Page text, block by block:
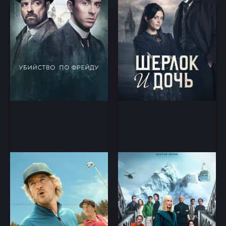
Король гольфа
Комедия, Спорт
Девять совсем
незнакомых людей
Детектив, Драма, Триллер